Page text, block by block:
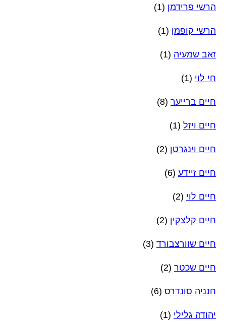
הרשי פרידמן (1)
הרשי קופמן (1)
זאב שמעיה (1)
חי לוי (1)
חיים ברייער (8)
חיים ויזל (1)
חיים וינגרטן (2)
חיים זיידע (6)
חיים לוי (2)
חיים קלצקין (2)
חיים שוורצבורד (3)
חיים שכטר (2)
חנניה סונדרס (6)
יהודה גלילי (1)